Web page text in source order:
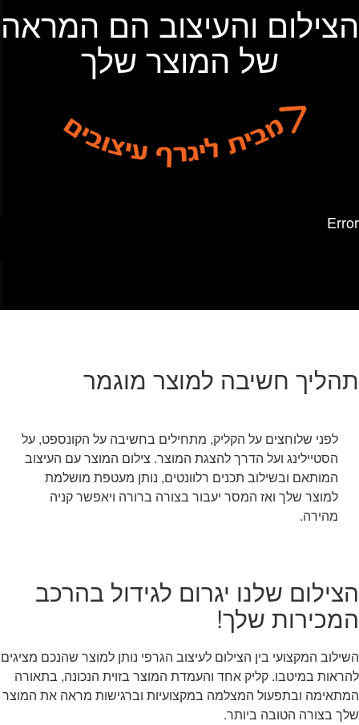
הצילום והעיצוב הם המראה
של המוצר שלך
Error
תהליך חשיבה למוצר מוגמר
לפני שלוחצים על הקליק, מתחילים בחשיבה על הקונספט, על
הסטיילינג ועל הדרך להצגת המוצר. צילום המוצר עם העיצוב
המותאם ובשילוב תכנים רלוונטים, נותן מעטפת מושלמת
למוצר שלך ואז המסר יעבור בצורה ברורה ויאפשר קניה
מהירה.
הצילום שלנו יגרום לגידול בהרכב
המכירות שלך!
השילוב המקצועי בין הצילום לעיצוב הגרפי נותן למוצר שהנכם מציגים
להראות במיטבו. קליק אחד והעמדת המוצר בזוית הנכונה, בתאורה
המתאימה ובתפעול המצלמה במקצועיות וברגישות מראה את המוצר
שלך בצורה הטובה ביותר.